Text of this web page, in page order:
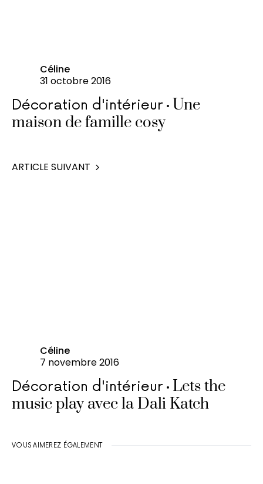
Céline
31 octobre 2016
Décoration d'intérieur Une
maison de famille cosy
ARTICLE SUIVANT
Céline
7 novembre 2016
Décoration d'intérieur
Lets the
music play avec la Dali Katch
VOUS AIMEREZ ÉGALEMENT